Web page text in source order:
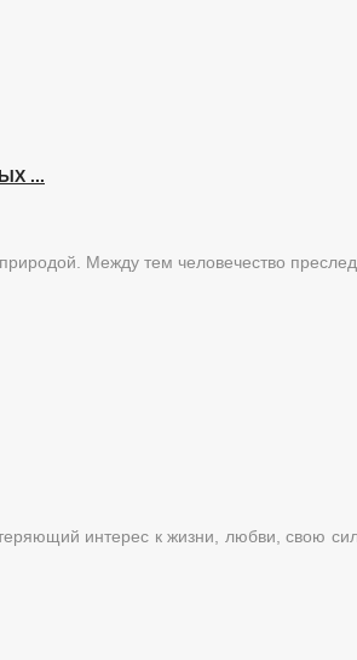
...
Между тем человечество
интерес к жизни, любви, свою